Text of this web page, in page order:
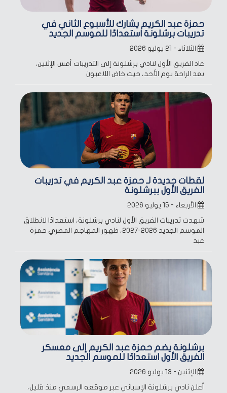
حمزة عبد الكريم يشارك للأسبوع الثاني في
تدريبات برشلونة استعدادًا للموسم الجديد
الثلاثاء - ٢١ يوليو ٢٠٢٦
عاد الفريق الأول لنادي برشلونة إلى التدريبات أمس الإثنين،
بعد الراحة يوم الأحد، حيث خاض اللاعبون
لقطات جديدة لـ حمزة عبد الكريم في تدريبات
الفريق الأول ببرشلونة
الأربعاء - ١٥ يوليو ٢٠٢٦
شهدت تدريبات الفريق الأول لنادي برشلونة، استعدادًا لانطلاق
الموسم الجديد 2026-2027، ظهور المهاجم المصري حمزة
عبد
برشلونة يضم حمزة عبد الكريم إلى معسكر
الفريق الأول استعدادًا للموسم الجديد
الإثنين - ١٣ يوليو ٢٠٢٦
أعلن نادي برشلونة الإسباني عبر موقعه الرسمي منذ قليل،